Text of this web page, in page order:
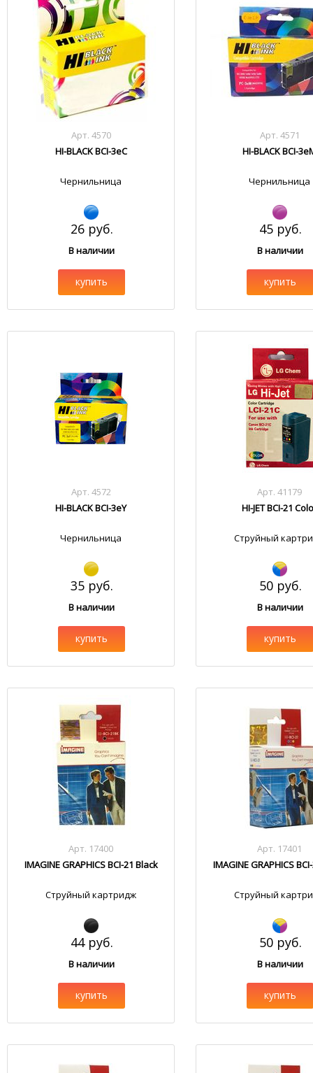
Арт. 4570
HI-BLACK BCI-3eC
Чернильница
26 руб.
В наличии
купить
Арт. 4571
HI-BLACK BCI-
Чернильница
45 руб.
В наличии
купить
Арт. 4572
HI-BLACK BCI-3eY
Чернильница
35 руб.
В наличии
купить
Арт. 41179
HI-JET BCI-21
Струйный
50 руб.
В наличии
купить
Арт. 17400
IMAGINE GRAPHICS BCI-21 Black
Струйный картридж
44 руб.
В наличии
купить
Арт. 17401
IMAGINE GRAPHICS
Струйный
50 руб.
В наличии
купить